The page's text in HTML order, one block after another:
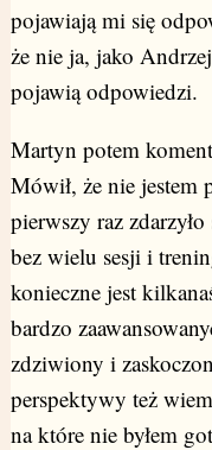
pojawiają mi się
że nie ja, jako
pojawią odpowiedzi.
Martyn potem
Mówił, że nie
pierwszy raz
bez wielu sesji i
konieczne jest
bardzo
zdziwiony i
perspektywy też
na które nie byłem